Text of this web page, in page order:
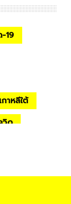
-19
าหลีใต้
วิด